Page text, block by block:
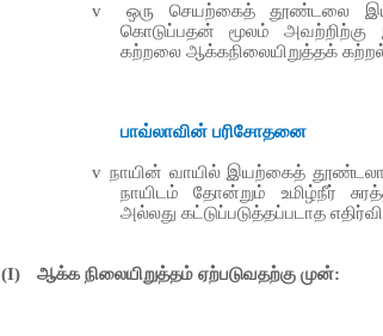
v
ஒரு செயற்கைத் தூண்டலை
கொடுப்பதன் மூலம் அவற்றிற்கு
கற்றலை ஆக்கநிலையிறுத்தக்
பாவ்லாவின் பரிசோதனை
v நாயின் வாயில் இயற்கைத்
நாயிடம் தோன்றும் உமிழ்நீர்
அல்லது கட்டுப்படுத்தப்படாத
(I) ஆக்க நிலையிறுத்தம் ஏற்படுவதற்கு முன்: